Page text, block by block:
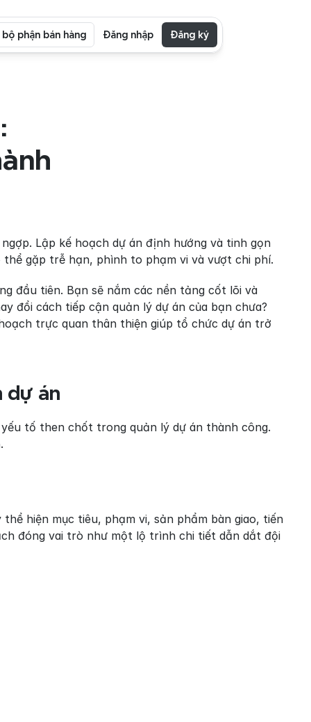
Lập kế hoạch dự án định hướng và tinh gọn
gặp trễ hạn, phình to phạm vi và vượt chi phí.
đầu tiên. Bạn sẽ nắm các nền tảng cốt lõi và
đổi cách tiếp cận quản lý dự án của bạn chưa?
trực quan thân thiện giúp tổ chức dự án trở
dự án
tố then chốt trong quản lý dự án thành công.
hiện mục tiêu, phạm vi, sản phẩm bàn giao, tiến
đóng vai trò như một lộ trình chi tiết dẫn dắt đội
phận bán hàng Đăng nhập Đăng ký